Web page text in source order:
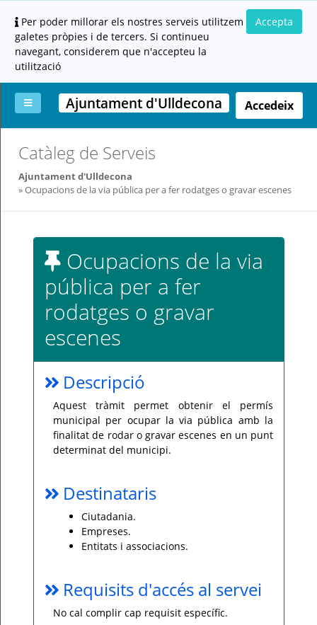
Per poder millorar els nostres serveis utilitzem
galetes pròpies i de tercers. Si continueu
navegant, considerem que n'accepteu la
utilització
Accepta
meva
documentació
ciutadana
administracions)
Ajuntament d'Ulldecona Accedeix
Catàleg de Serveis
Ajuntament d'Ulldecona
Ocupacions de la via pública per a fer rodatges o gravar escenes
Ocupacions de la via
pública per a fer
rodatges o gravar
escenes
Descripció
Aquest tràmit permet obtenir el permís
municipal per ocupar la via pública amb la
finalitat de rodar o gravar escenes en un punt
determinat del municipi.
Destinataris
Ciutadania.
Empreses.
Entitats i associacions.
Requisits d'accés al servei
No cal complir cap requisit específic.